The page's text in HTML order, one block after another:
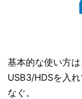
基本的な使い方
USB3/HDSを入
なぐ。